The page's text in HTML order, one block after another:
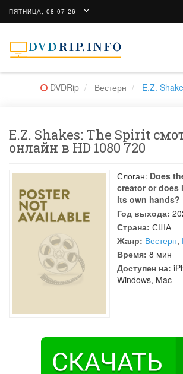
ПЯТНИЦА, 08-07-26
DVDRip Вестерн E.Z.
E.Z. Shakes: The Spirit
онлайн в HD 1080 720
Слоган: Does
creator or does
its own hands?
Год выхода:
Страна: США
Жанр: Вестерн,
Время: 8 мин
Доступен на:
Windows, Mac